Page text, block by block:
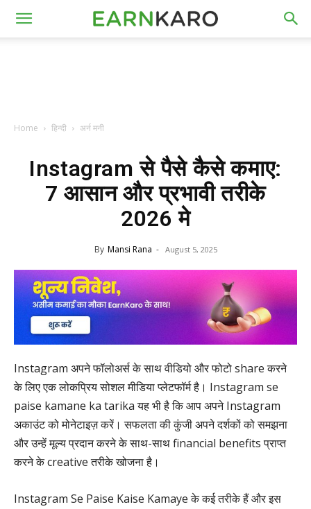
Home हिन्दी अर्न मनी
Instagram से पैसे कैसे कमाए:
7 आसान और प्रभावी तरीके
2026 मे
By Mansi Rana - August 5, 2025
Instagram अपने फॉलोअर्स के साथ वीडियो और फोटो share करने
के लिए एक लोकप्रिय सोशल मीडिया प्लेटफॉर्म है। Instagram se
paise kamane ka tarika यह भी है कि आप अपने Instagram
अकाउंट को मोनेटाइज़ करें। सफलता की कुंजी अपने दर्शकों को समझना
और उन्हें मूल्य प्रदान करने के साथ-साथ financial benefits प्राप्त
करने के creative तरीके खोजना है।
Instagram Se Paise Kaise Kamaye के कई तरीके हैं और इस